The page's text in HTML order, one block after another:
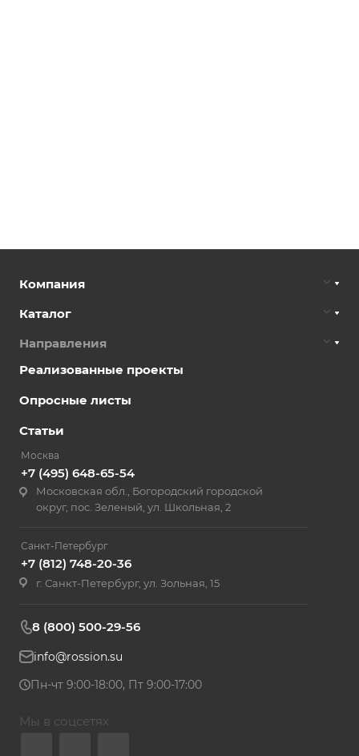
Компания
Каталог
Направления
Реализованные проекты
Опросные листы
Статьи
Москва
+7 (495) 648-65-54
Московская обл., Богородский городской
округ, пос. Зеленый, ул. Школьная, 2
Санкт-Петербург
+7 (812) 748-20-36
г. Санкт-Петербург, ул. Зольная, 15
8 (800) 500-29-56
info@rossion.su
Пн-чт 9:00-18:00, Пт 9:00-17:00
Мы в соцсетях